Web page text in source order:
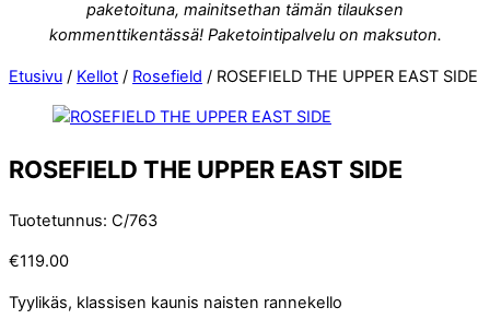
paketoituna, mainitsethan tämän tilauksen
kommenttikentässä! Paketointipalvelu on maksuton.
Etusivu / Kellot / Rosefield / ROSEFIELD THE UPPER EAST SIDE
ROSEFIELD THE UPPER EAST SIDE
Tuotetunnus: C/763
€119.00
Tyylikäs, klassisen kaunis naisten rannekello